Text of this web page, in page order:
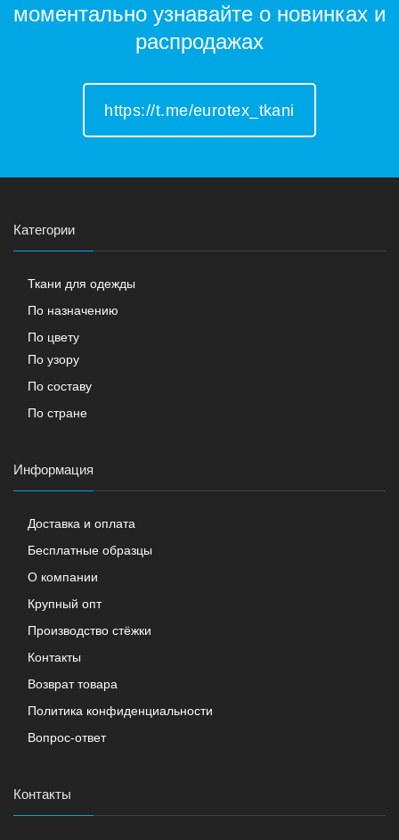
моментально узнавайте о новинках и
распродажах
https://t.me/eurotex_tkani
Категории
Ткани для одежды
По назначению
По цвету
По узору
По составу
По стране
Информация
Доставка и оплата
Бесплатные образцы
О компании
Крупный опт
Производство стёжки
Контакты
Возврат товара
Политика конфиденциальности
Вопрос-ответ
Контакты